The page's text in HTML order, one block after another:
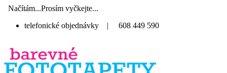
Načítám...Prosím vyčkejte...
telefonické objednávky | 608 449 590